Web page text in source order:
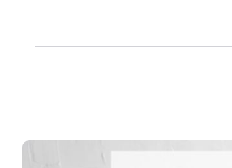
医学論文レビュー
ヘルストピック (YouTube)